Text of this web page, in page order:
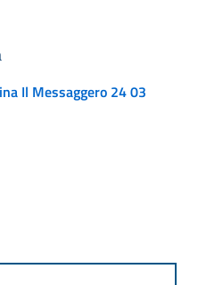
Il Messaggero 24 03